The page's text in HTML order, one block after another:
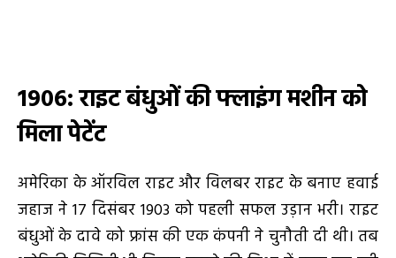
1906: राइट बंधुओं की फ्लाइंग मशीन को
मिला पेटेंट
अमेरिका के ऑरविल राइट और विलबर राइट के बनाए हवाई
जहाज ने 17 दिसंबर 1903 को पहली सफल उड़ान भरी। राइट
बंधुओं के दावे को फ्रांस की एक कंपनी ने चुनौती दी थी। तब